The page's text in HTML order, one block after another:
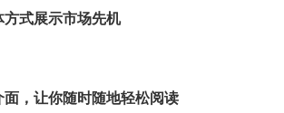
方式展示市场先机
面，让你随时随地轻松阅读